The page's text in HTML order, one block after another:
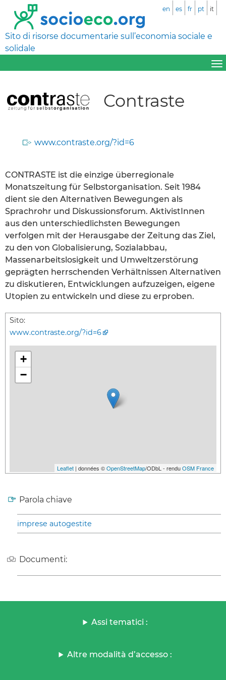
Sito di risorse documentarie sull’economia sociale e
solidale
en es fr pt it
Contraste
www.contraste.org/?id=6
CONTRASTE ist die einzige überregionale
Monatszeitung für Selbstorganisation. Seit 1984
dient sie den Alternativen Bewegungen als
Sprachrohr und Diskussionsforum. AktivistInnen
aus den unterschiedlichsten Bewegungen
verfolgen mit der Herausgabe der Zeitung das Ziel,
zu den von Globalisierung, Sozialabbau,
Massenarbeitslosigkeit und Umweltzerstörung
geprägten herrschenden Verhältnissen Alternativen
zu diskutieren, Entwicklungen aufzuzeigen, eigene
Utopien zu entwickeln und diese zu erproben.
Sito:
www.contraste.org/?id=6
+
−
Leaflet | données ©OpenStreetMap/ODbL - renduOSM France
Parola chiave
imprese autogestite
Documenti:
Assi tematici :
Altre modalità d’accesso :